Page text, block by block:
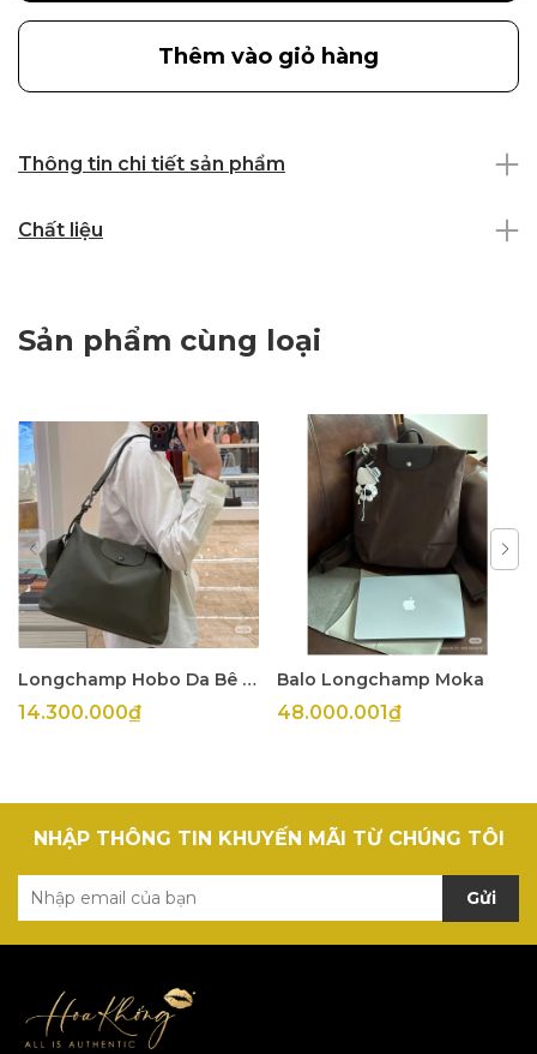
Thêm vào giỏ hàng
Thông tin chi tiết sản phẩm
Chất liệu
Sản phẩm cùng loại
Longchamp Hobo Da Bê Olive
14.300.000₫
Balo Longchamp Moka
48.000.001₫
NHẬP THÔNG TIN KHUYẾN MÃI TỪ CHÚNG TÔI
Gửi